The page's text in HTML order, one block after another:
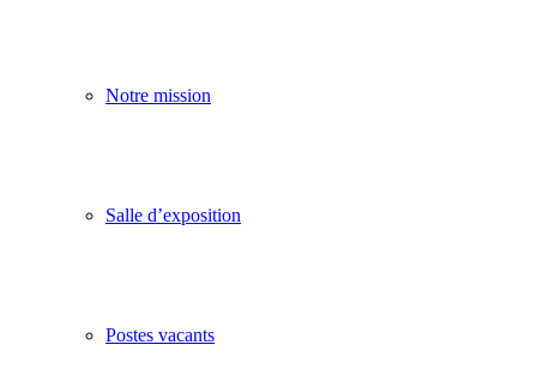
Notre mission
Salle d’exposition
Postes vacants